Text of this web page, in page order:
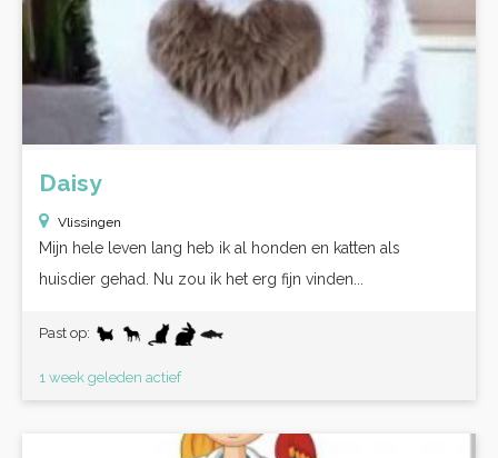
Daisy
Vlissingen
Mijn hele leven lang heb ik al honden en katten als
huisdier gehad. Nu zou ik het erg fijn vinden...
Past op:
1 week geleden actief